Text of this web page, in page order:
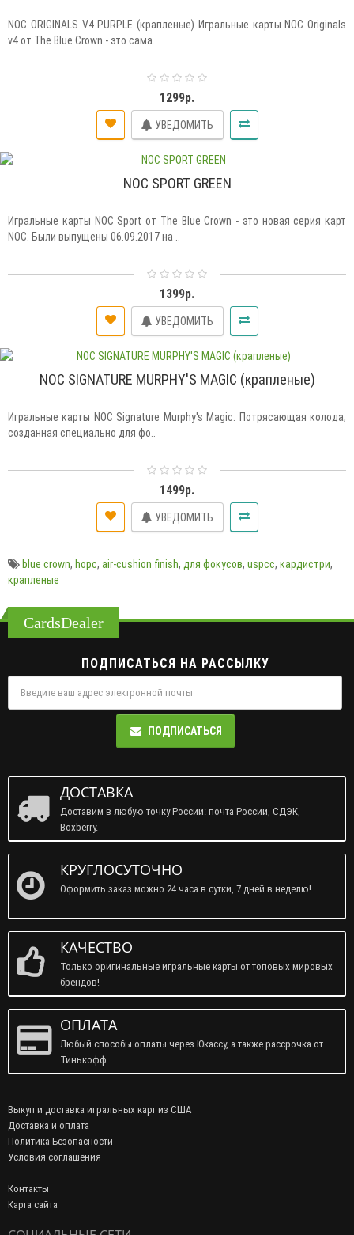
NOC ORIGINALS V4 PURPLE (крапленые) Игральные карты NOC Originals
v4 от The Blue Crown - это сама..
1299р.
УВЕДОМИТЬ
NOC SPORT GREEN
Игральные карты NOC Sport от The Blue Crown - это новая серия карт
NOC. Были выпущены 06.09.2017 на ..
1399р.
УВЕДОМИТЬ
NOC SIGNATURE MURPHY'S MAGIC (крапленые)
Игральные карты NOC Signature Murphy's Magic. Потрясающая колода,
созданная специально для фо..
1499р.
УВЕДОМИТЬ
blue crown, hopc, air-cushion finish, для фокусов, uspcc, кардистри,
крапленые
CardsDealer
ПОДПИСАТЬСЯ НА РАССЫЛКУ
ПОДПИСАТЬСЯ
ДОСТАВКА
Доставим в любую точку России: почта России, СДЭК,
Boxberry.
КРУГЛОСУТОЧНО
Оформить заказ можно 24 часа в сутки, 7 дней в неделю!
КАЧЕСТВО
Только оригинальные игральные карты от топовых мировых
брендов!
ОПЛАТА
Любый способы оплаты через Юкассу, а также рассрочка от
Тинькофф.
Выкуп и доставка игральных карт из США
Доставка и оплата
Политика Безопасности
Условия соглашения
Контакты
Карта сайта